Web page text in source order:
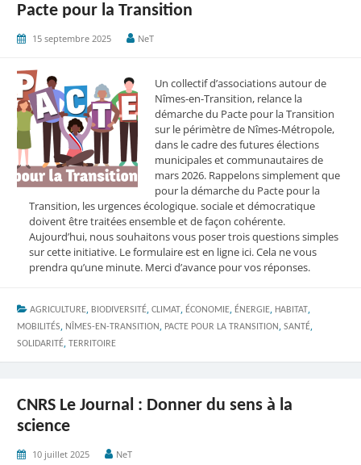
secondes
Pacte pour la Transition
15 septembre 2025 NeT
Un collectif d’associations autour de
Nîmes-en-Transition, relance la
démarche du Pacte pour la Transition
sur le périmètre de Nîmes-Métropole,
dans le cadre des futures élections
municipales et communautaires de
mars 2026. Rappelons simplement que
pour la démarche du Pacte pour la
Transition, les urgences écologique. sociale et démocratique
doivent être traitées ensemble et de façon cohérente.
Aujourd’hui, nous souhaitons vous poser trois questions simples
sur cette initiative. Le formulaire est en ligne ici. Cela ne vous
prendra qu’une minute. Merci d’avance pour vos réponses.
AGRICULTURE, BIODIVERSITÉ, CLIMAT, ÉCONOMIE, ÉNERGIE, HABITAT,
MOBILITÉS, NÎMES-EN-TRANSITION , PACTE POUR LA TRANSITION , SANTÉ,
SOLIDARITÉ, TERRITOIRE
CNRS Le Journal : Donner du sens à la
science
10 juillet 2025 NeT